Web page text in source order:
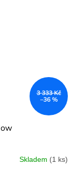
3 333 Kč
–36 %
Skladem (1 ks)